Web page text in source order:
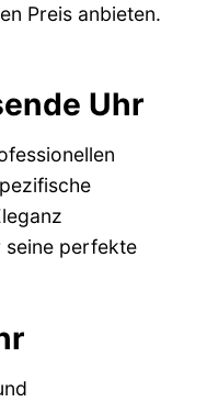
Preis anbieten.
Uhr
seine perfekte